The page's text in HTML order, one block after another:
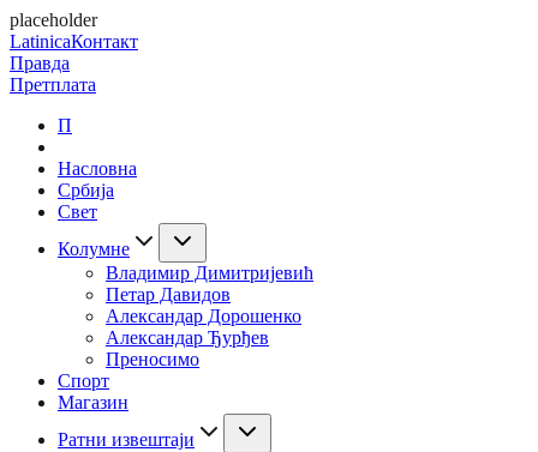
placeholder
LatinicaКонтакт
Правда
Претплата
П
Насловна
Србија
Свет
Колумне
Владимир Димитријевић
Петар Давидов
Александар Дорошенко
Александар Ђурђев
Преносимо
Спорт
Магазин
Ратни извештаји